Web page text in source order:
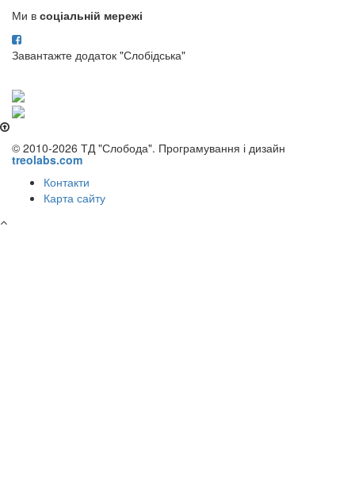
Ми в соціальній мережі
Завантажте додаток "Слобідська"
© 2010-2026 ТД "Слобода". Програмування і дизайн
treolabs.com
Контакти
Карта сайту